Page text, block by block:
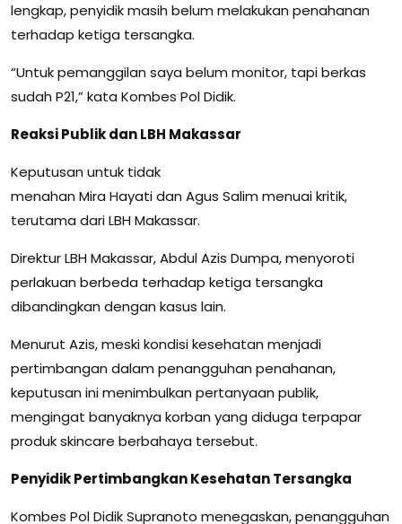
lengkap, penyidik masih belum melakukan penahanan
terhadap ketiga tersangka.
“Untuk pemanggilan saya belum monitor, tapi berkas
sudah P21,” kata Kombes Pol Didik.
Reaksi Publik dan LBH Makassar
Keputusan untuk tidak
menahan Mira Hayati dan Agus Salim menuai kritik,
terutama dari LBH Makassar.
Direktur LBH Makassar, Abdul Azis Dumpa, menyoroti
perlakuan berbeda terhadap ketiga tersangka
dibandingkan dengan kasus lain.
Menurut Azis, meski kondisi kesehatan menjadi
pertimbangan dalam penangguhan penahanan,
keputusan ini menimbulkan pertanyaan publik,
mengingat banyaknya korban yang diduga terpapar
produk skincare berbahaya tersebut.
Penyidik Pertimbangkan Kesehatan Tersangka
Kombes Pol Didik Supranoto menegaskan, penangguhan